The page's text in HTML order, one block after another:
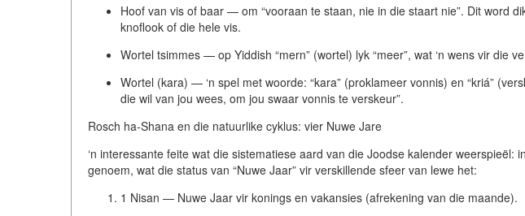
Hoof van vis of baar — om “vooraan te staan, nie in die staart nie”. Dit word
knoflook of die hele vis.
Wortel tsimmes — op Yiddish “mern” (wortel) lyk “meer”, wat ‘n wens vir die
Wortel (kara) — ‘n spel met woorde: “kara” (proklameer vonnis) en “kriá”
die wil van jou wees, om jou swaar vonnis te verskeur”.
Rosch ha-Shana en die natuurlike cyklus: vier Nuwe Jare
‘n interessante feite wat die sistematiese aard van die Joodse kalender weerspieël:
genoem, wat die status van “Nuwe Jaar” vir verskillende sfeer van lewe het:
1 Nisan — Nuwe Jaar vir konings en vakansies (afrekening van die maande).